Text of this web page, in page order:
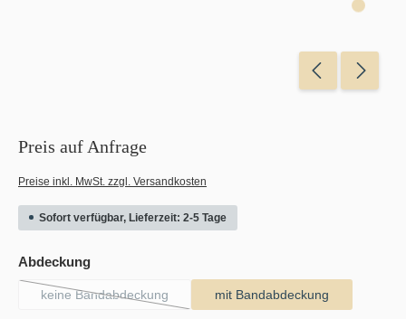
Preis auf Anfrage
Preise inkl. MwSt. zzgl. Versandkosten
Sofort verfügbar, Lieferzeit: 2-5 Tage
Abdeckungauswählen
keine Bandabdeckung
(Diese Option ist zurzeit nicht verfügbar.)
mit Bandabdeckung